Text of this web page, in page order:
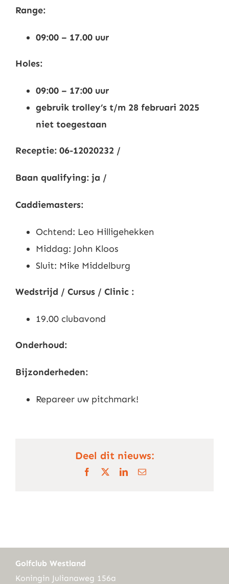
Contact
Range:
09:00 – 17.00 uur
Holes:
09:00 – 17:00 uur
gebruik trolley’s t/m 28 februari 2025
niet toegestaan
Receptie: 06-12020232 /
Baan qualifying: ja /
Caddiemasters:
Ochtend: Leo Hilligehekken
Middag: John Kloos
Sluit: Mike Middelburg
Wedstrijd / Cursus / Clinic :
19.00 clubavond
Onderhoud:
Bijzonderheden:
Repareer uw pitchmark!
Deel dit nieuws:
Facebook LinkedIn
E-
Golfclub Westland
Koningin Julianaweg 156a